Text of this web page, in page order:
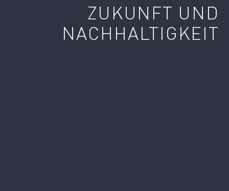
ZUKUNFT UND
NACHHALTIGKEIT